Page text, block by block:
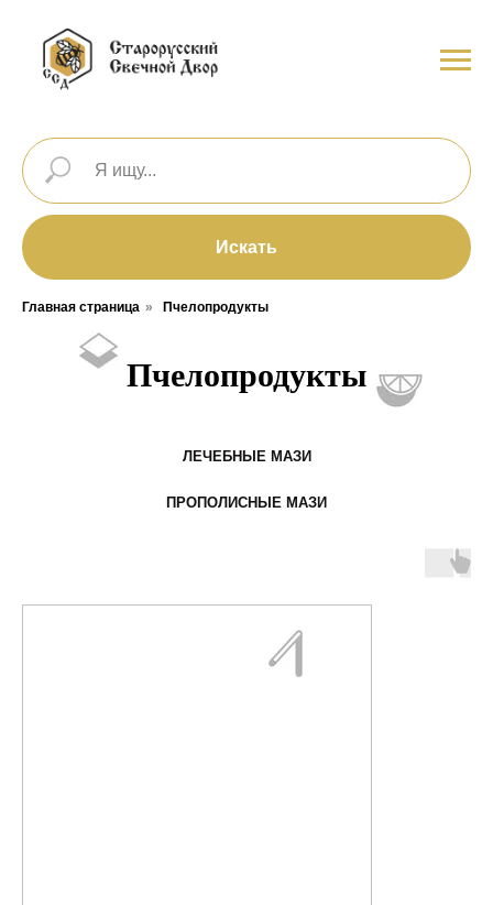
Искать
Главная страница » Пчелопродукты
Пчелопродукты
ЛЕЧЕБНЫЕ МАЗИ
ПРОПОЛИСНЫЕ МАЗИ